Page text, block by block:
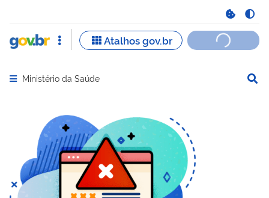
Abrir menu principal de navegação
Ministério da Saúde